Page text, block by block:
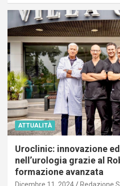
ATTUALITÀ
Uroclinic: innovazione
nell’urologia grazie al
formazione avanzata
Dicembre 11, 2024 Redazione